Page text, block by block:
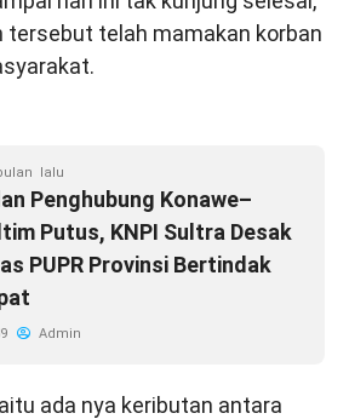
tersebut telah mamakan korban
lalu
Penghubung Konawe–
Putus, KNPI Sultra Desak
PUPR Provinsi Bertindak
Admin
ada nya keributan antara